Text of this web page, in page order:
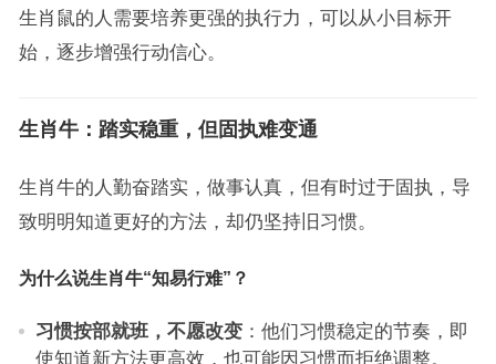
生肖鼠的人需要培养更强的执行力，可以从小目标开
始，逐步增强行动信心。
生肖牛：踏实稳重，但固执难变通
生肖牛的人勤奋踏实，做事认真，但有时过于固执，导
致明明知道更好的方法，却仍坚持旧习惯。
为什么说生肖牛“知易行难”？
习惯按部就班，不愿改变：他们习惯稳定的节奏，即
使知道新方法更高效，也可能因习惯而拒绝调整。